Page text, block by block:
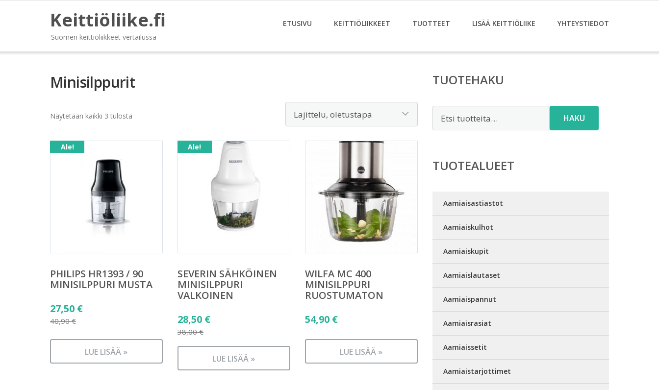
Keittiöliike.fi
Suomen keittiöliikkeet vertailussa
ETUSIVU KEITTIÖLIIKKEET TUOTTEET LISÄÄ KEITTIÖLIIKE YHTEYSTIEDOT
Minisilppurit
Näytetään kaikki 3 tulosta
Ale!
PHILIPS HR1393 / 90
MINISILPPURI MUSTA
40,90€
Alkuperäinen
hinta
27,50 €
on:
LUE LISÄÄ »
Ale!
SEVERIN SÄHKÖINEN
MINISILPPURI
VALKOINEN
38,00€
Alkuperäinen
hinta
oli:
28,50 €
Nykyinen
on:
LUE LISÄÄ »
WILFA MC 400
MINISILPPURI
RUOSTUMATON
54,90 €
LUE LISÄÄ »
TUOTEHAKU
HAKU
TUOTEALUEET
Aamiaisastiastot
Aamiaiskulhot
Aamiaiskupit
Aamiaislautaset
Aamiaispannut
Aamiaisrasiat
Aamiaissetit
Aamiaistarjottimet